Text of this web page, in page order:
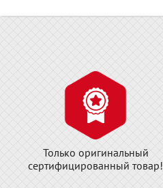
Только оригинальный
сертифицированный товар!